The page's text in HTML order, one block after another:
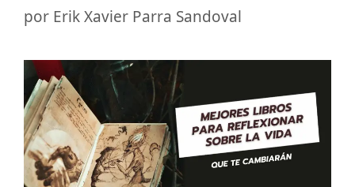
por Erik Xavier Parra Sandoval